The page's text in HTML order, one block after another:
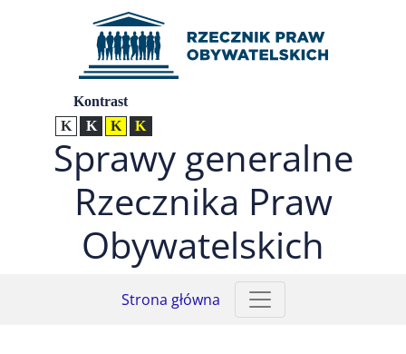
Przejdź do menu głównego (nacisnij Enter)
Przejdź do treści (nacisnij Enter)
Przejdź do mapy serwisu (nacisnij Enter)
UstawieniaKontrast
Kontrast normalny
Kontrast biały tekst na czarnym
Kontrast czarny tekst na żółtym
Sprawy generalne
Rzecznika Praw
Obywatelskich
Strona główna